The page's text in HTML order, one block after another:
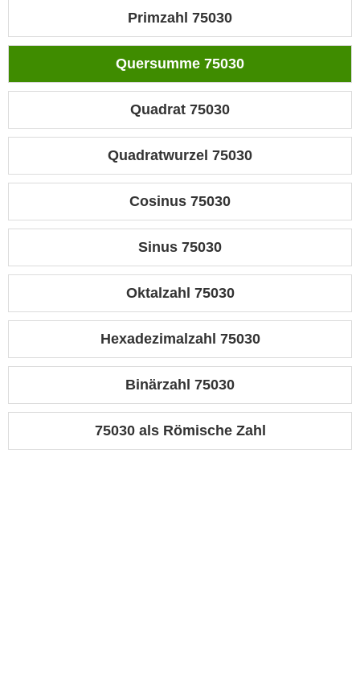
Primzahl 75030
Quersumme 75030
Quadrat 75030
Quadratwurzel 75030
Cosinus 75030
Sinus 75030
Oktalzahl 75030
Hexadezimalzahl 75030
Binärzahl 75030
75030 als Römische Zahl